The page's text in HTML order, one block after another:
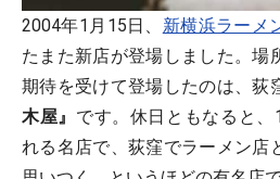
2004年1月15日、 新横浜ラーメ
たまた新店が登場しました。場
期待を受けて登場したのは、荻
木屋』 です。休日ともなると
れる名店で、荻窪でラーメン店